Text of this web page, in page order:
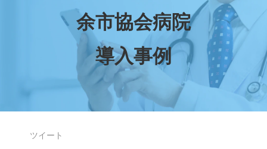
選ばれる理由
導入事例
セミナー
ブログ
お知らせ
余市協会病院
導入事例
ツイート